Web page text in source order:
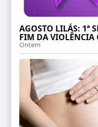
AGOSTO LILÁS: 1ª
FIM DA VIOLÊNCIA
Ontem